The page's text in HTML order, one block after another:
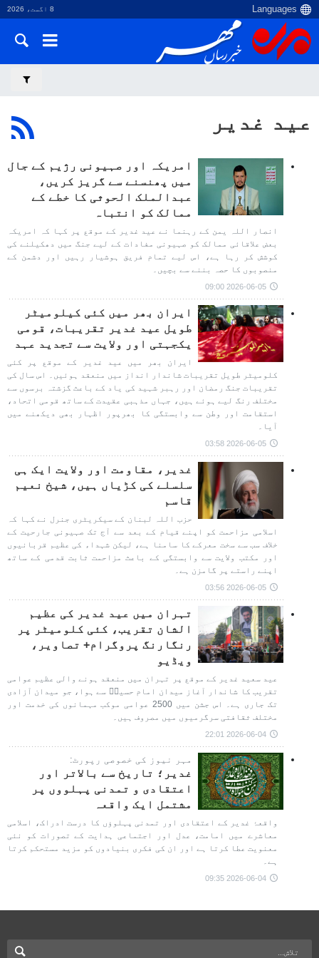
8 اگست، 2026
عید غدیر
امریکہ اور صہیونی رژیم کے جال
میں پھنسنے سے گریز کریں،
عبدالملک الحوثی کا خطے کے
ممالک کو انتباہ
انصار اللہ یمن کے رہنما نے عید غدیر کے موقع پر کہا کہ امریکہ
بعض علاقائی ممالک کو صہیونی مفادات کے لیے جنگ میں دھکیلنے کی
کوشش کر رہا ہے، اس لیے تمام فریق ہوشیار رہیں اور دشمن کے
منصوبوں کا حصہ بننے سے بچیں۔
2026-06-05 09:00
ایران بھر میں کئی کیلومیٹر
طویل عید غدیر تقریبات، قومی
یکجہتی اور ولایت سے تجدید عہد
ایران بھر میں عید غدیر کے موقع پر کئی
کلومیٹر طویل تقریبات شاندار انداز میں منعقد ہوئیں۔ اس سال کی
تقریبات جنگ رمضان اور رہبر شہید کی یاد کے باعث گزشتہ برسوں سے
مختلف رنگ لیے ہوئے ہیں، جہاں مذہبی عقیدت کے ساتھ قومی اتحاد،
استقامت اور وطن سے وابستگی کا بھرپور اظہار بھی دیکھنے میں
آیا۔
2026-06-05 03:58
غدیر، مقاومت اور ولایت ایک ہی
سلسلے کی کڑیاں ہیں، شیخ نعیم
قاسم
حزب اللہ لبنان کے سیکریٹری جنرل نے کہا کہ
اسلامی مزاحمت کو اپنے قیام کے بعد سے آج تک صہیونی جارحیت کے
خلاف سب سے سخت معرکے کا سامنا ہے، لیکن شہداء کی عظیم قربانیوں
اور مکتب ولایت سے وابستگی کے باعث مزاحمت ثابت قدمی کے ساتھ
اپنے راستے پر گامزن ہے۔
2026-06-05 03:56
تہران میں عید غدیر کی عظیم
الشان تقریب، کئی کلومیٹر پر
رنگارنگ پروگرام+ تصاویر،
ویڈیو
عید سعید غدیر کے موقع پر تہران میں منعقد ہونے والی عظیم عوامی
تقریب کا شاندار آغاز میدان امام حسینؑ سے ہوا، جو میدان آزادی
تک جاری ہے۔ اس جشن میں 2500 عوامی موکب مہمانوں کی خدمت اور
مختلف ثقافتی سرگرمیوں میں مصروف ہیں۔
2026-06-04 22:01
مہر نیوز کی خصوصی رپورٹ:
غدیر؛ تاریخ سے بالاتر اور
اعتقادی و تمدنی پہلووں پر
مشتمل ایک واقعہ
واقعۂ غدیر کے اعتقادی اور تمدنی پہلوؤں کا درست ادراک، اسلامی
معاشرے میں امامت، عدل اور اجتماعی ہدایت کے تصورات کو نئی
معنویت عطا کرتا ہے اور ان کی فکری بنیادوں کو مزید مستحکم کرتا
ہے۔
2026-06-04 09:35